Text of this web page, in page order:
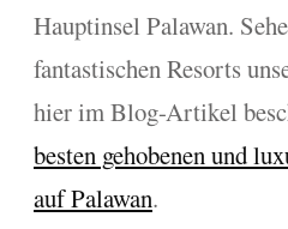
Hauptinsel Palawan.
fantastischen Resorts
hier im Blog-Artikel
besten gehobenen und
auf Palawan.